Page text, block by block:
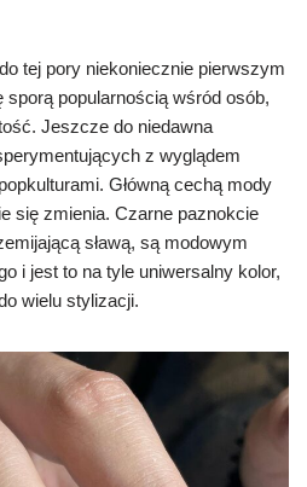
tej pory niekoniecznie pierwszym
popularnością wśród osób,
Jeszcze do niedawna
z wyglądem
Główną cechą mody
się zmienia. Czarne paznokcie
sławą, są modowym
i jest to na tyle uniwersalny kolor,
wielu stylizacji.